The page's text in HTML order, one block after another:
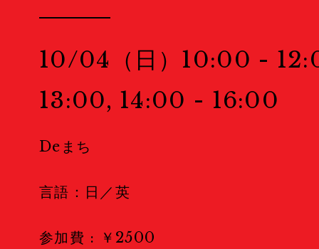
10/04（日）10:00 -
13:00, 14:00 - 16:00
Deまち
言語：日／英
参加費 : ￥2500
Donate
Sponsors &